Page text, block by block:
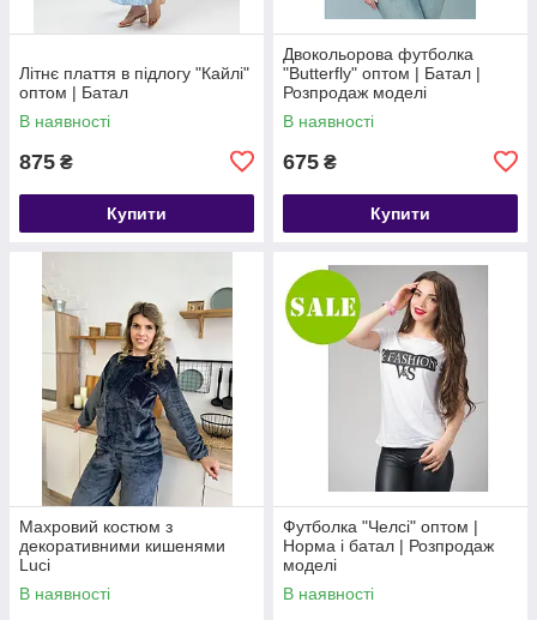
Літнє плаття в підлогу "Кайлі"
оптом | Батал
В наявності
875 ₴
Купити
Двокольорова футболка
"Butterfly" оптом | Батал |
Розпродаж моделі
В наявності
675 ₴
Купити
Махровий костюм з
декоративними кишенями
Luci
В наявності
Футболка "Челсі" оптом |
Норма і батал | Розпродаж
моделі
В наявності